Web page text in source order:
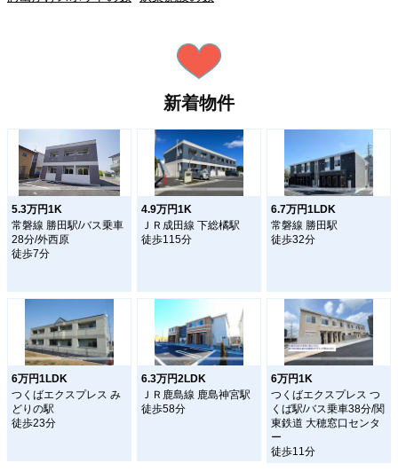
新着物件
5.3万円1K
常磐線 勝田駅/バス乗車
28分/外西原
徒歩7分
4.9万円1K
ＪＲ成田線 下総橘駅
徒歩115分
6.7万円1LDK
常磐線 勝田駅
徒歩32分
6万円1LDK
つくばエクスプレス み
どりの駅
徒歩23分
6.3万円2LDK
ＪＲ鹿島線 鹿島神宮駅
徒歩58分
6万円1K
つくばエクスプレス つ
くば駅/バス乗車38分/関
東鉄道 大穂窓口センタ
ー
徒歩11分